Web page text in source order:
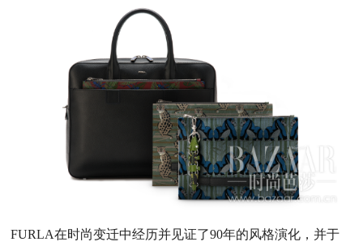
FURLA在时尚变迁中经历并见证了90年的风格演化，并于